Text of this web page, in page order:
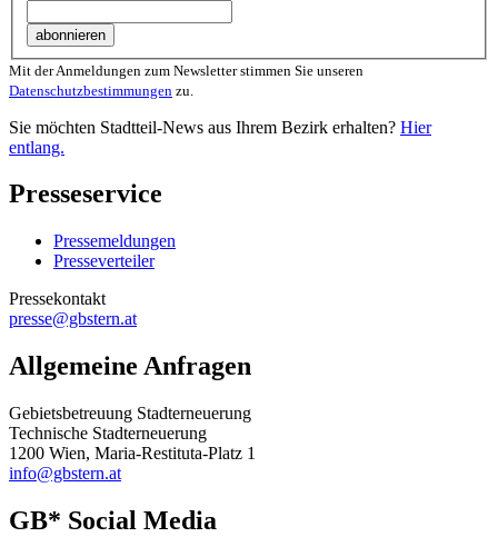
Mit der Anmeldungen zum Newsletter stimmen Sie unseren
Datenschutzbestimmungen zu.
Sie möchten Stadtteil-News aus Ihrem Bezirk erhalten? Hier
entlang.
Presseservice
Pressemeldungen
Presseverteiler
Pressekontakt
presse@gbstern.at
Allgemeine Anfragen
Gebietsbetreuung Stadterneuerung
Technische Stadterneuerung
1200 Wien, Maria-Restituta-Platz 1
info@gbstern.at
GB* Social Media